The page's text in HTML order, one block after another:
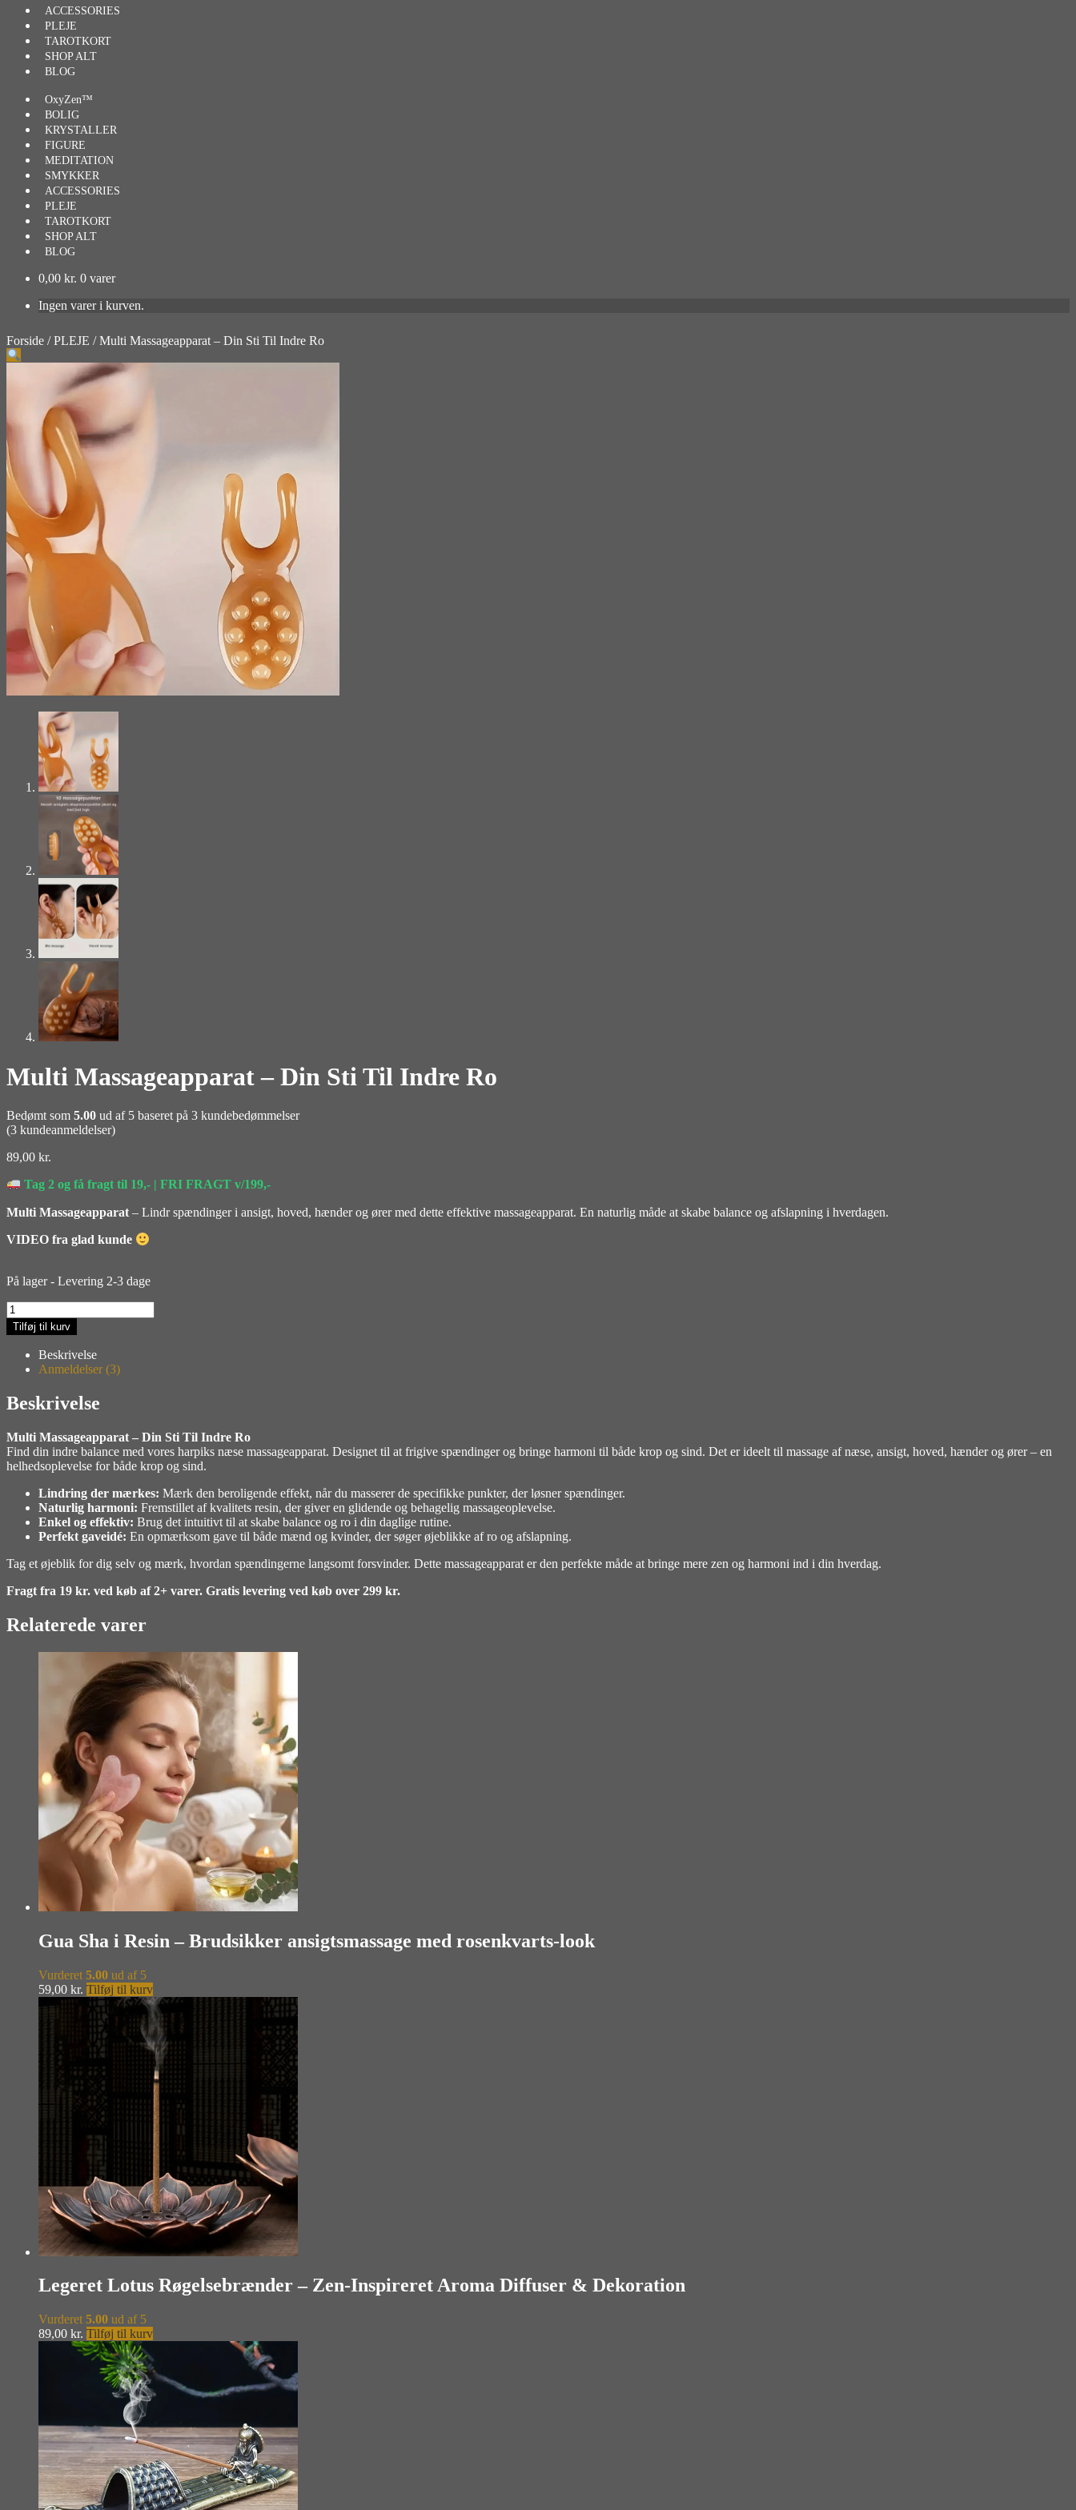
ACCESSORIES
PLEJE
TAROTKORT
SHOP ALT
BLOG
OxyZen™
BOLIG
KRYSTALLER
FIGURE
MEDITATION
SMYKKER
ACCESSORIES
PLEJE
TAROTKORT
SHOP ALT
BLOG
0,00 kr. 0 varer
Ingen varer i kurven.
Forside /PLEJE /Multi Massageapparat – Din Sti Til Indre Ro
Multi Massageapparat – Din Sti Til Indre Ro
Bedømt som 5.00 ud af 5 baseret på 3 kundebedømmelser
(3 kundeanmeldelser)
89,00 kr.
Tag 2 og få fragt til 19,- | FRI FRAGT v/199,-
Multi Massageapparat – Lindr spændinger i ansigt, hoved, hænder og ører med dette effektive massageapparat. En naturlig måde at skabe balance og afslapning i hverdagen.
VIDEO fra glad kunde
På lager - Levering 2-3 dage
Multi
Massageapparat
–
Indre
Ro
Tilføj til kurv
Beskrivelse
Anmeldelser (3)
Beskrivelse
Multi Massageapparat – Din Sti Til Indre Ro
Find din indre balance med vores harpiks næse massageapparat. Designet til at frigive spændinger og bringe harmoni til både krop og sind. Det er ideelt til massage af næse, ansigt, hoved, hænder og ører – en
helhedsoplevelse for både krop og sind.
Lindring der mærkes: Mærk den beroligende effekt, når du masserer de specifikke punkter, der løsner spændinger.
Naturlig harmoni: Fremstillet af kvalitets resin, der giver en glidende og behagelig massageoplevelse.
Enkel og effektiv: Brug det intuitivt til at skabe balance og ro i din daglige rutine.
Perfekt gaveidé: En opmærksom gave til både mænd og kvinder, der søger øjeblikke af ro og afslapning.
Tag et øjeblik for dig selv og mærk, hvordan spændingerne langsomt forsvinder. Dette massageapparat er den perfekte måde at bringe mere zen og harmoni ind i din hverdag.
Fragt fra 19 kr. ved køb af 2+ varer. Gratis levering ved køb over 299 kr.
Relaterede varer
Gua Sha i Resin – Brudsikker ansigtsmassage med rosenkvarts-look
Vurderet 5.00 ud af 5
59,00 kr. Tilføj til kurv
Legeret Lotus Røgelsebrænder – Zen-Inspireret Aroma Diffuser & Dekoration
Vurderet 5.00 ud af 5
89,00 kr. Tilføj til kurv